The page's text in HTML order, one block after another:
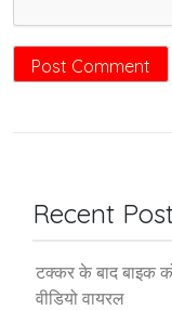
Recent
टक्कर के बाद बाइक
वीडियो वायरल